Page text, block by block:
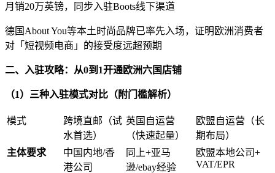
月销20万英镑，同步入驻Boots线下渠道
德国 About You等本土时尚品牌已率先入场，证明欧洲消费者
对「短视频电商」的接受度远超预期
二、入驻攻略：从0到 1开通欧洲六国店铺
（1）三种入驻模式对比（附门槛解析）
模式
跨境直邮（试
水首选）
英国自运营
（快速起量）
欧盟自运营（长
期布局）
主体要求
中国内地/香
港公司
同上+亚马
逊/ebay经验
欧盟本地公司+
VAT/EPR